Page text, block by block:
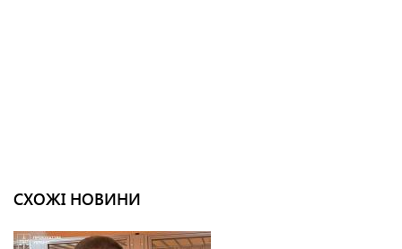
СХОЖІ НОВИНИ